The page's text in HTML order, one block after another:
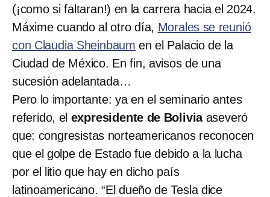
(¡como si faltaran!) en la carrera hacia el 2024.
Máxime cuando al otro día, Morales se reunió
con Claudia Sheinbaum en el Palacio de la
Ciudad de México. En fin, avisos de una
sucesión adelantada…
Pero lo importante: ya en el seminario antes
referido, el expresidente de Boliviaaseveró
que: congresistas norteamericanos reconocen
que el golpe de Estado fue debido a la lucha
por el litio que hay en dicho país
latinoamericano. “El dueño de Tesla dice